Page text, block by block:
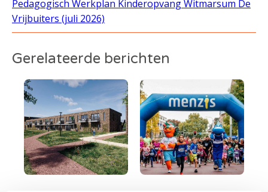
Pedagogisch Werkplan Kinderopvang Witmarsum De
Vrijbuiters (juli 2026)
Gerelateerde berichten